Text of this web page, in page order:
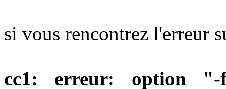
si vous rencontrez l'erreur
cc1: erreur: option "-